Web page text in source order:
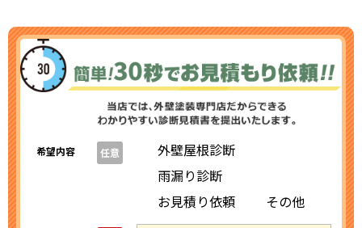
希望内容 任意
外壁屋根診断
雨漏り診断
お見積り依頼
その他